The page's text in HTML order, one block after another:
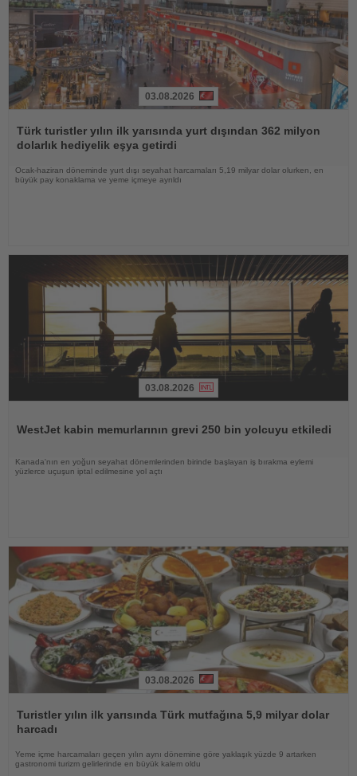
Oku
03.08.2026
Türk turistler yılın ilk yarısında yurt dışından 362 milyon
dolarlık hediyelik eşya getirdi
Ocak-haziran döneminde yurt dışı seyahat harcamaları 5,19 milyar dolar olurken, en
büyük pay konaklama ve yeme içmeye ayrıldı
03.08.2026
WestJet kabin memurlarının grevi 250 bin yolcuyu etkiledi
Kanada'nın en yoğun seyahat dönemlerinden birinde başlayan iş bırakma eylemi
yüzlerce uçuşun iptal edilmesine yol açtı
Oku
03.08.2026
Turistler yılın ilk yarısında Türk mutfağına 5,9 milyar dolar
harcadı
Yeme içme harcamaları geçen yılın aynı dönemine göre yaklaşık yüzde 9 artarken
gastronomi turizm gelirlerinde en büyük kalem oldu